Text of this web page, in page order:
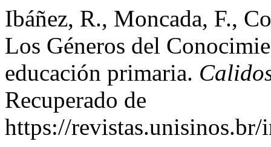
Ibáñez, R., Moncada, F.,
Los Géneros del
educación primaria.
Recuperado de
https://